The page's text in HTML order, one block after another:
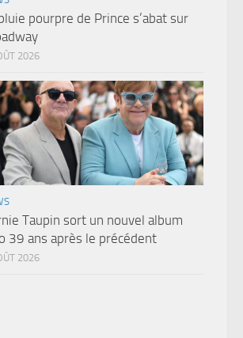
pourpre de Prince s’abat sur
2026
Taupin sort un nouvel album
39 ans après le précédent
2026